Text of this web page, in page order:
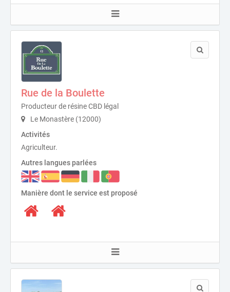
Rue de la Boulette
Producteur de résine CBD légal
Le Monastère (12000)
Activités
Agriculteur.
Autres langues parlées
Manière dont le service est proposé